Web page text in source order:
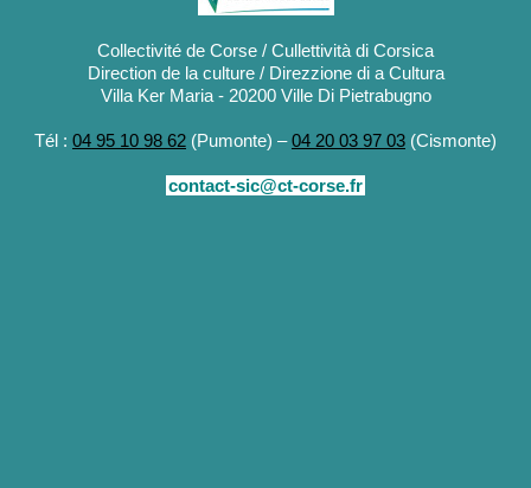
Collectivité de Corse / Cullettività di Corsica
Direction de la culture / Direzzione di a Cultura
Villa Ker Maria - 20200 Ville Di Pietrabugno
Tél : 04 95 10 98 62 (Pumonte) –04 20 03 97 03 (Cismonte)
contact-sic@ct-corse.fr